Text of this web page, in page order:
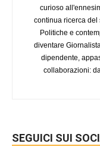
curioso
continua ricerca del
Politiche e
diventare
dipendente,
collaborazioni:
SEGUICI SUI